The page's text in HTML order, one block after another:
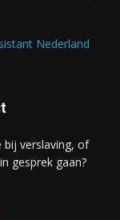
Nederland
bij verslaving, of
gesprek gaan?